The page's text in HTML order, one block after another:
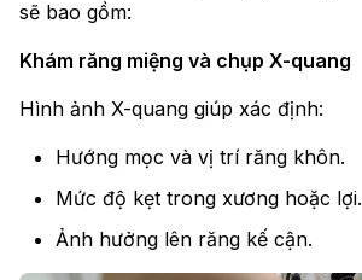
sẽ bao gồm:
Khám răng miệng và chụp X-quang
Hình ảnh X-quang giúp xác định:
Hướng mọc và vị trí răng khôn.
Mức độ kẹt trong xương hoặc lợi.
Ảnh hưởng lên răng kế cận.